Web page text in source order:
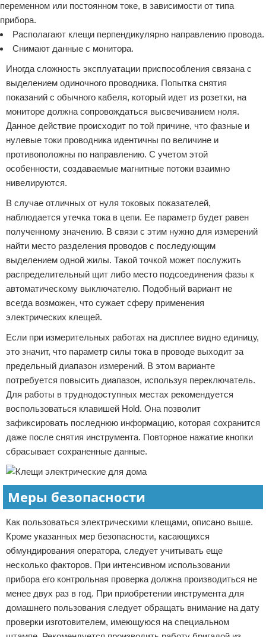
переменном или постоянном токе, в зависимости от типа
прибора.
Располагают клещи перпендикулярно направлению провода.
Снимают данные с монитора.
Иногда сложность эксплуатации приспособления связана с
выделением одиночного проводника. Попытка снятия
показаний с обычного кабеля, который идет из розетки, на
мониторе должна сопровождаться высвечиванием ноля.
Данное действие происходит по той причине, что фазные и
нулевые токи проводника идентичны по величине и
противоположны по направлению. С учетом этой
особенности, создаваемые магнитные потоки взаимно
нивелируются.
В случае отличных от нуля токовых показателей,
наблюдается утечка тока в цепи. Ее параметр будет равен
полученному значению. В связи с этим нужно для измерений
найти место разделения проводов с последующим
выделением одной жилы. Такой точкой может послужить
распределительный щит либо место подсоединения фазы к
автоматическому выключателю. Подобный вариант не
всегда возможен, что сужает сферу применения
электрических клещей.
Если при измерительных работах на дисплее видно единицу,
это значит, что параметр силы тока в проводе выходит за
предельный диапазон измерений. В этом варианте
потребуется повысить диапазон, используя переключатель.
Для работы в труднодоступных местах рекомендуется
воспользоваться клавишей Hold. Она позволит
зафиксировать последнюю информацию, которая сохранится
даже после снятия инструмента. Повторное нажатие кнопки
сбрасывает сохраненные данные.
Меры безопасности
Как пользоваться электрическими клещами, описано выше.
Кроме указанных мер безопасности, касающихся
обмундирования оператора, следует учитывать еще
несколько факторов. При интенсивном использовании
прибора его контрольная проверка должна производиться не
менее двух раз в год. При приобретении инструмента для
домашнего пользования следует обращать внимание на дату
проверки изготовителем, имеющуюся на специальном